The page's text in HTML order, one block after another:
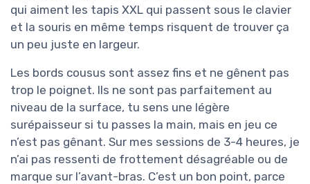
qui aiment les tapis XXL qui passent sous le clavier
et la souris en même temps risquent de trouver ça
un peu juste en largeur.
Les bords cousus sont assez fins et ne gênent pas
trop le poignet. Ils ne sont pas parfaitement au
niveau de la surface, tu sens une légère
surépaisseur si tu passes la main, mais en jeu ce
n’est pas gênant. Sur mes sessions de 3-4 heures, je
n’ai pas ressenti de frottement désagréable ou de
marque sur l’avant-bras. C’est un bon point, parce